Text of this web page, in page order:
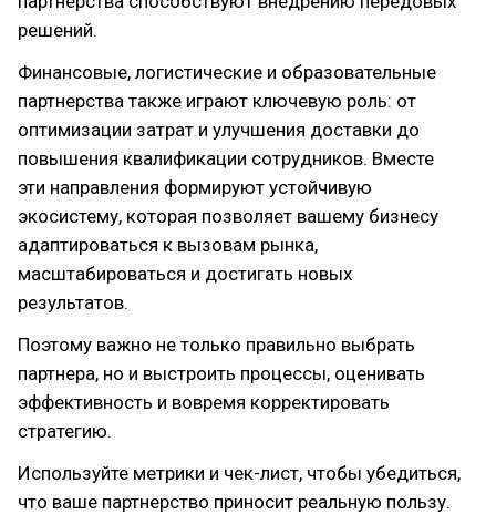
решений.
Финансовые, логистические и образовательные
партнерства также играют ключевую роль: от
оптимизации затрат и улучшения доставки до
повышения квалификации сотрудников. Вместе
эти направления формируют устойчивую
экосистему, которая позволяет вашему бизнесу
адаптироваться к вызовам рынка,
масштабироваться и достигать новых
результатов.
Поэтому важно не только правильно выбрать
партнера, но и выстроить процессы, оценивать
эффективность и вовремя корректировать
стратегию.
Используйте метрики и чек-лист, чтобы убедиться,
что ваше партнерство приносит реальную пользу.